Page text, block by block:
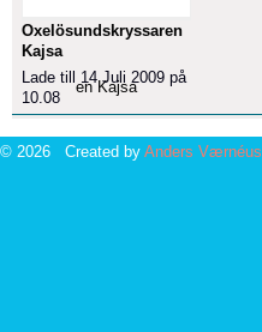
Oxelösundskryssaren
Kajsa
Lade till 14 Juli 2009 på
10.08
© 2026 Created by Anders Værnéus